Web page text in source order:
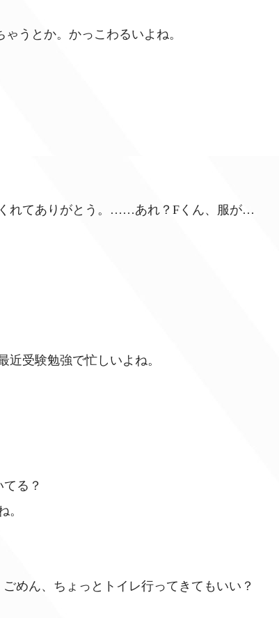
うとか。かっこわるいよね。
れてありがとう。……あれ？Fくん、服が…
受験勉強で忙しいよね。
る？
。
めん、ちょっとトイレ行ってきてもいい？